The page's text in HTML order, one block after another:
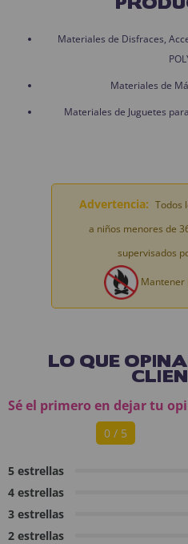
Materiales de Disfraces,
Materiales de
Materiales de Juguetes
Advertencia: Todos
a niños menores de
supervisados
Mantener
LO QUE
Sé el primero en dejar tu
0 / 5
5 estrellas
4 estrellas
3 estrellas
2 estrellas